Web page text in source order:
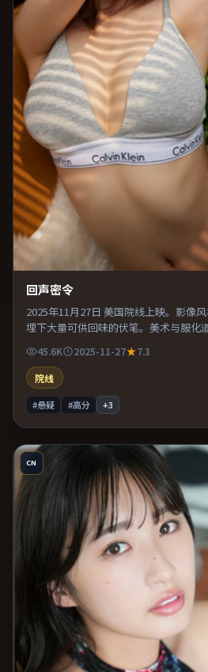
回声密令
2025年11月27日 美国院线上映。影像
埋下大量可供回味的伏笔。美术与服化
俗。
45.6K 2025-11-27
7.3
院线
#悬疑 #高分 +3
CN